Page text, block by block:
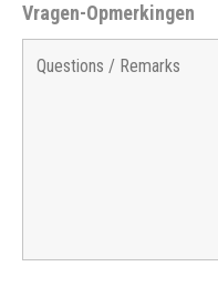
Vragen-Opmerkingen